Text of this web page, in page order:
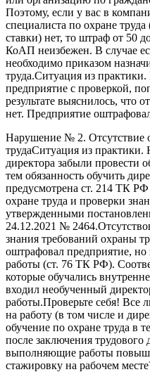
Поэтому, если у вас в
специалиста по охране
ставки) нет, то штраф от 50
КоАП неизбежен. В случае
необходимо приказом
труда.Ситуация из
предприятие с проверкой,
результате выяснилось, что
нет. Предприятие
Нарушение № 2. Отсутствие
трудаСитуация из
директора забыли провести
тем обязанность обучить
предусмотрена ст. 214 ТК
охране труда и проверки
утвержденными
24.12.2021 №
знания требований охраны
оштрафовал предприятие, но
работы (ст. 76 ТК РФ).
которые обучались
входил необученный
работы.Проверьте себя! Все
на работу (в том числе и
обучение по охране труда в
после заключения трудового
выполняющие работы
стажировку на рабочем